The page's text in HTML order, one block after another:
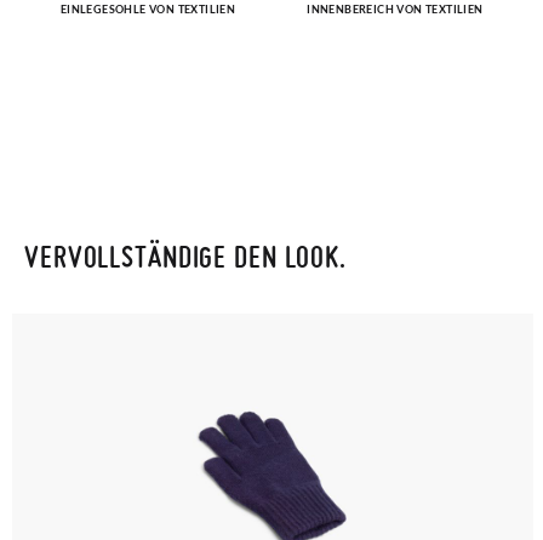
EINLEGESOHLE VON TEXTILIEN INNENBEREICH VON TEXTILIEN
VERVOLLSTÄNDIGE DEN LOOK.